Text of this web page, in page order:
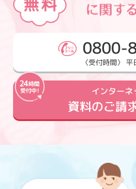
0800-
〈受付時間〉
インターネ
資料のご請